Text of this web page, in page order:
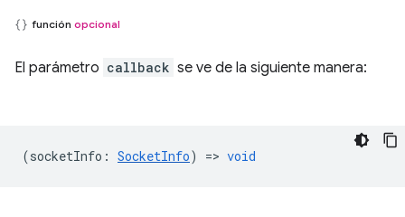
función opcional
El parámetro callback se ve de la siguiente manera:
(socketInfo : SocketInfo) => void